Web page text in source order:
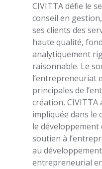
CIVITTA défie le
conseil en
ses clients des
haute qualité,
analytiquement
raisonnable. Le
l’entrepreneuriat
principales de
création, CIVITTA
impliquée dans le
le
soutien à
au
entrepreneurial